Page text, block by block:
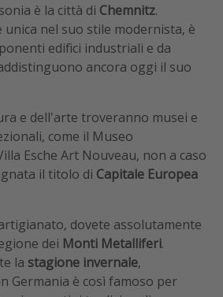
è la città di Chemnitz.
nel suo stile modernista, è
edifici industriali e da
ancora oggi il suo
e dell'arte troveranno musei e
come il Museo
Esche Art Nouveau, non a caso
il titolo di Capitale Europea
dovete assolutamente
dei Monti Metalliferi.
la stagione invernale,
Germania è così famoso per